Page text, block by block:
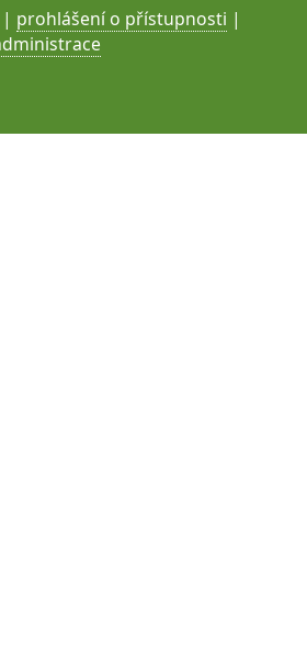
| prohlášení o přístupnosti |